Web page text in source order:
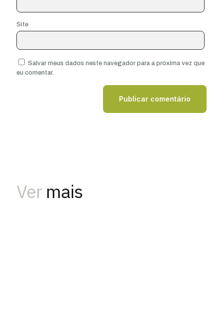
Site
Salvar meus dados neste navegador para a próxima vez que
eu comentar.
Ver mais